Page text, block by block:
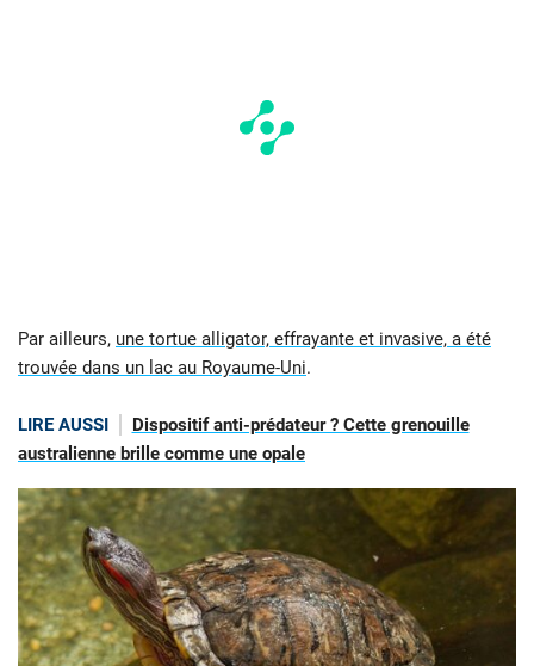
Par ailleurs, une tortue alligator, effrayante et invasive, a été
trouvée dans un lac au Royaume-Uni.
LIRE AUSSI
Dispositif anti-prédateur ? Cette grenouille
australienne brille comme une opale